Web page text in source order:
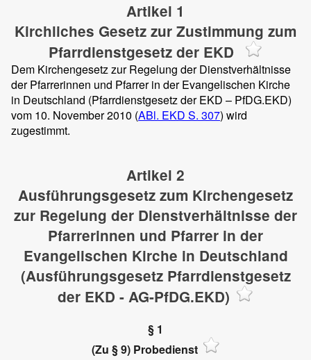
Artikel 1
Kirchliches Gesetz zur Zustimmung zum
Pfarrdienstgesetz der EKD
Dem Kirchengesetz zur Regelung der Dienstverhältnisse
der Pfarrerinnen und Pfarrer in der Evangelischen Kirche
in Deutschland (Pfarrdienstgesetz der EKD – PfDG.EKD)
vom 10. November 2010 (ABl. EKD S. 307) wird
zugestimmt.
Artikel 2
Ausführungsgesetz zum Kirchengesetz
zur Regelung der Dienstverhältnisse der
Pfarrerinnen und Pfarrer in der
Evangelischen Kirche in Deutschland
(Ausführungsgesetz Pfarrdienstgesetz
der EKD - AG-PfDG.EKD)
§ 1
(Zu § 9) Probedienst